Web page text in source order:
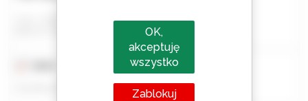
Opublikowano dn. 18.06.2026
OK,
akceptuję
wszystko
Zablokuj